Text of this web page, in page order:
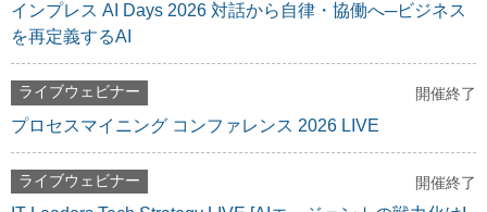
インプレス AI Days 2026 対話から自律・協働へ─ビジネス
を再定義するAI
ライブウェビナー 開催終了
プロセスマイニング コンファレンス 2026 LIVE
ライブウェビナー 開催終了